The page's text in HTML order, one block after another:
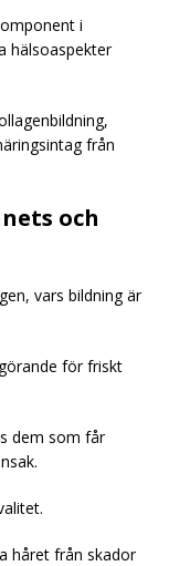
i
hälsoaspekter
från
och
vars bildning är
för friskt
dem som får
håret från skador